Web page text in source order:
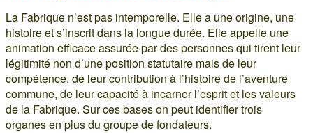
La Fabrique n’est pas intemporelle. Elle a une origine, une
histoire et s’inscrit dans la longue durée. Elle appelle une
animation efficace assurée par des personnes qui tirent leur
légitimité non d’une position statutaire mais de leur
compétence, de leur contribution à l’histoire de l’aventure
commune, de leur capacité à incarner l’esprit et les valeurs
de la Fabrique. Sur ces bases on peut identifier trois
organes en plus du groupe de fondateurs.